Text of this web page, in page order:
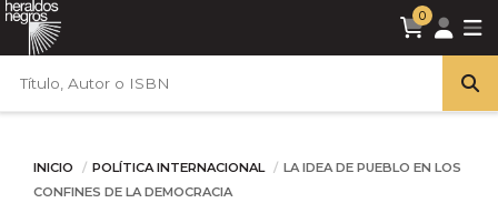
0
INICIO POLÍTICA INTERNACIONAL
LA IDEA DE PUEBLO EN LOS
CONFINES DE LA DEMOCRACIA